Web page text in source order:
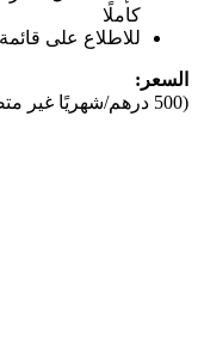
كاملًا
للاطلاع على
السعر:
(500 درهم/شهريًا غير متضمن 5% ضريبة القيمة المضافة)